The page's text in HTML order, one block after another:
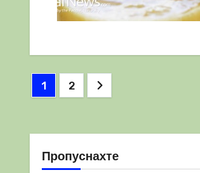
Разделяне
публикациите
на
1 2
Пропуснахте